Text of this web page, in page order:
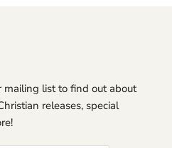
mailing list to find out about
releases, special